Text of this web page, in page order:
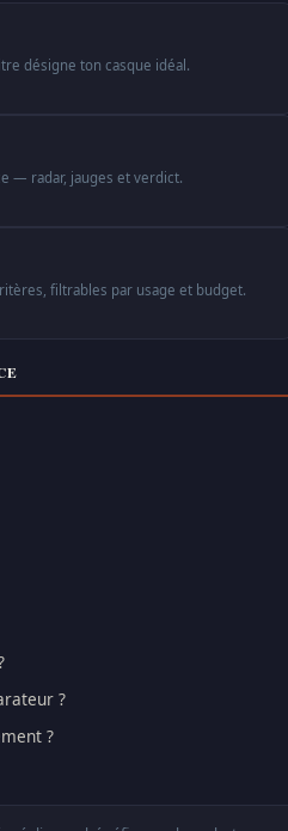
désigne ton casque idéal.
— radar, jauges et verdict.
filtrables par usage et budget.
?
?